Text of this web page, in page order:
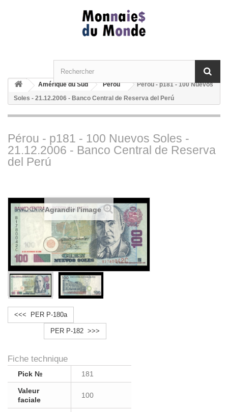
Amérique du Sud Pérou
Pérou - p181 - 100 Nuevos
Soles - 21.12.2006 - Banco Central de Reserva del Perú
Pérou - p181 - 100 Nuevos Soles -
21.12.2006 - Banco Central de Reserva
del Perú
Agrandir l'image
<<< PER P-180a
PER P-182 >>>
Fiche technique
Pick № 181
Valeur
faciale
100